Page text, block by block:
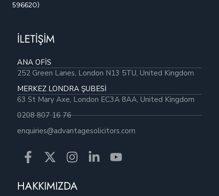
596620)
İLETİŞİM
ANA OFİS
252 Green Lanes, London N13 5TU, United Kingdom
MERKEZ LONDRA ŞUBESİ
63 St Mary Axe, London EC3A 8AA, United Kingdom
0208 807 16 76
enquiries@advantagesolicitors.com
HAKKIMIZDA